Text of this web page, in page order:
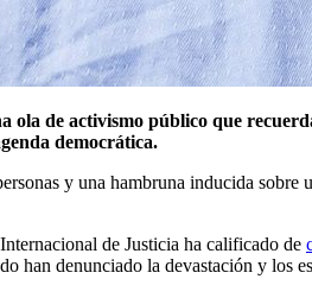
de activismo público que
democrática.
y una hambruna inducida sobre
de Justicia ha calificado de
han denunciado la devastación y los